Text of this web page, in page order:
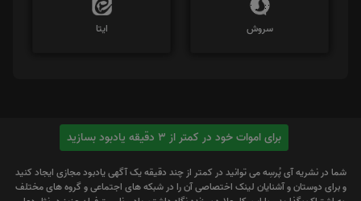
سروش ایتا
برای اموات خود در کمتر از 3 دقیقه یادبود بسازید
شما در نشریه آی پُرسِه می توانید در کمتر از چند دقیقه یک آگهی یادبود مجازی ایجاد کنید
و برای دوستان و آشنایان لینک اختصاصی آن را در شبکه های اجتماعی و گروه های مختلف